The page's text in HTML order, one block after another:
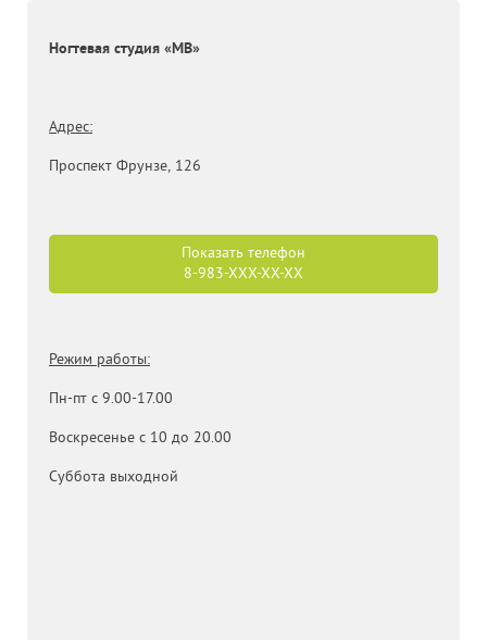
Ногтевая студия «МВ»
Адрес:
Проспект Фрунзе, 126
Показать телефон
8-983-XXX-XX-XX
Режим работы:
Пн-пт с 9.00-17.00
Воскресенье с 10 до 20.00
Суббота выходной